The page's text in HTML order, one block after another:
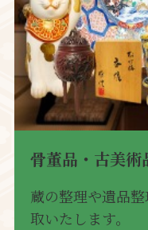
骨董品・古美術
蔵の整理や遺品
取いたします。